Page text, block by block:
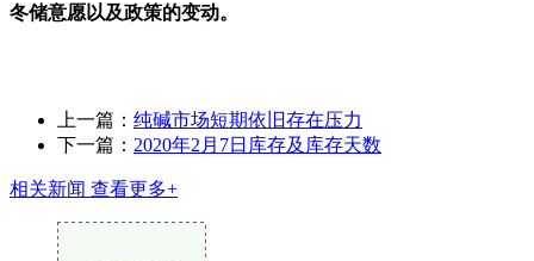
冬储意愿以及政策的变动。
上一篇： 纯碱市场短期依旧存在压力
下一篇： 2020年2月7日库存及库存天数
相关新闻 查看更多+